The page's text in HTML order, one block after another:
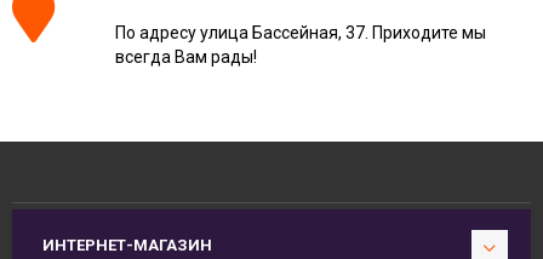
По адресу улица Бассейная, 37. Приходите мы
всегда Вам рады!
ИНТЕРНЕТ-МАГАЗИН